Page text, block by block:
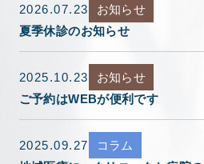
2026.07.23
お知らせ
夏季休診のお知らせ
2025.10.23
お知らせ
ご予約はWEBが便利です
2025.09.27
コラム